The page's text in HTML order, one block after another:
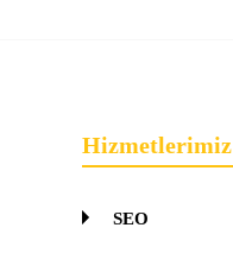
Hizmetlerimiz
SEO